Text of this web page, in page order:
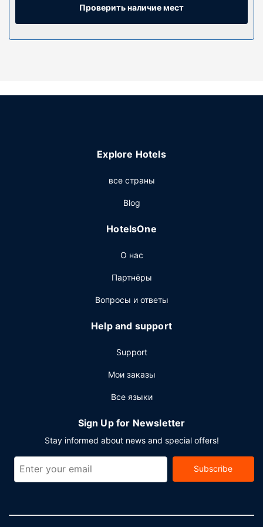
вентилятор, по запросу предоставляется детская
Особенности объекта
беспроводной доступ в интернет и грили для барбекю.
Проверить наличие мест
Explore Hotels
все страны
Blog
HotelsOne
О нас
Партнёры
Вопросы и ответы
Help and support
Support
Мои заказы
Все языки
Sign Up for Newsletter
Stay informed about news and special offers!
Subscribe